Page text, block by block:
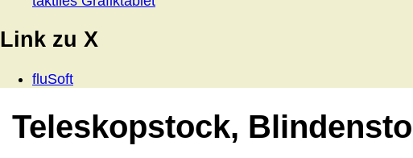
Link zu X
fluSoft
Teleskopstock,